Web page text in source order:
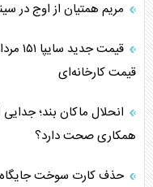
مریم همتیان از اوج در
قیمت کارخانه‌ای
انحلال ماکان بند؛
همکاری صحت دارد؟
حذف کارت سوخت جایگاه